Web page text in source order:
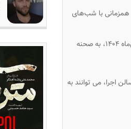
می‌شوند. به دلیل همزمانی با شب‌های
نمایش‌های سراسر کشور از زمان اذان مغرب روز سه‌شنبه ۲۸ اسفند ۱۴۰۳ تا پایان روز دوشنبه ۴ فروردین‌ماه ۱۴۰۴، به صحنه
اجرا، می توانند به